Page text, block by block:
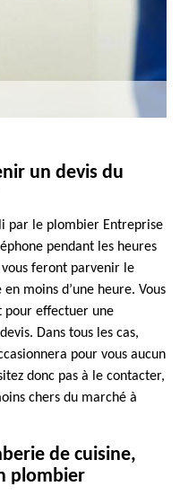
un devis du
par le plombier Entreprise
pendant les heures
feront parvenir le
moins d’une heure. Vous
pour effectuer une
Dans tous les cas,
pour vous aucun
donc pas à le contacter,
chers du marché à
de cuisine,
plombier